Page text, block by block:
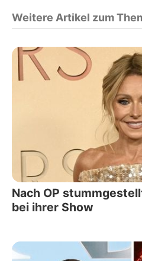
Weitere Artikel zum
Nach OP
bei ihrer Show